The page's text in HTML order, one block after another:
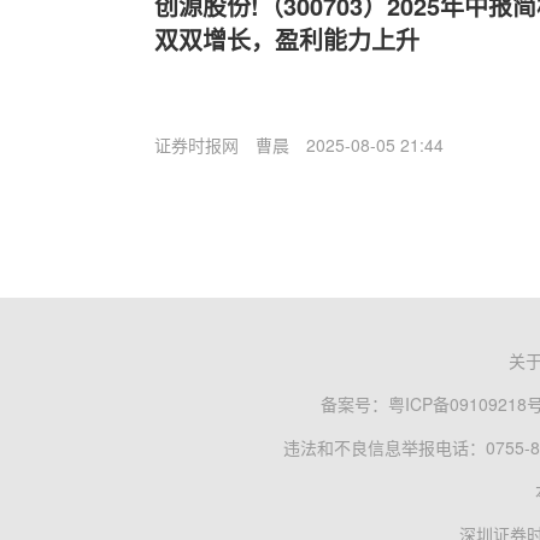
双双增长，盈利能力上升
证券时报网 曹晨 2025-08-05 21:44
关
备案号： 粤ICP备09109218
违法和不良信息举报电话：0755-
深圳证券